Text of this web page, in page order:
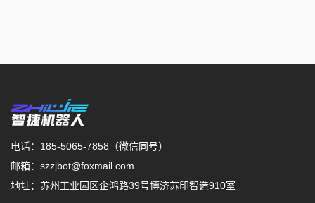
电话：185-5065-7858（微信同号）
邮箱：szzjbot@foxmail.com
地址：苏州工业园区企鸿路39号博济苏印智造910室